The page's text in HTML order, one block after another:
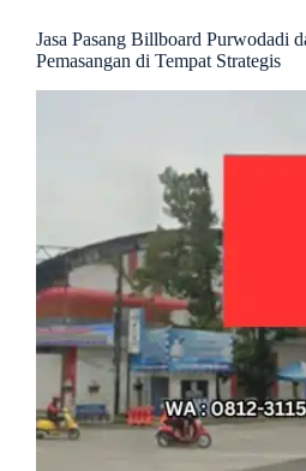
Jasa Pasang Billboard Purwodadi
Pemasangan di Tempat Strategis